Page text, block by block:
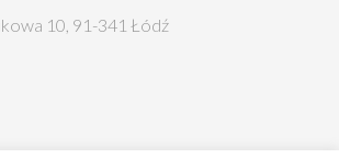
10, 91-341 Łódź